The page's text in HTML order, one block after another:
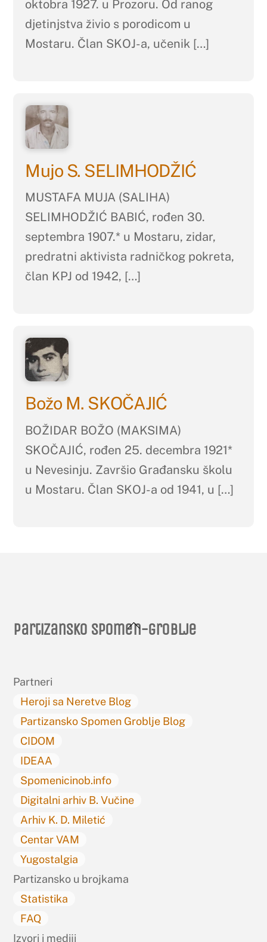
oktobra 1927. u Prozoru. Od ranog
djetinjstva živio s porodicom u
Mostaru. Član SKOJ-a, učenik […]
Mujo S. SELIMHODŽIĆ
MUSTAFA MUJA (SALIHA)
SELIMHODŽIĆ BABIĆ, rođen 30.
septembra 1907.* u Mostaru, zidar,
predratni aktivista radničkog pokreta,
član KPJ od 1942, […]
Božo M. SKOČAJIĆ
BOŽIDAR BOŽO (MAKSIMA)
SKOČAJIĆ, rođen 25. decembra 1921*
u Nevesinju. Završio Građansku školu
u Mostaru. Član SKOJ-a od 1941, u […]
Back
Partizansko spomen-groblje
Partneri
Heroji sa Neretve Blog
Partizansko Spomen Groblje Blog
CIDOM
IDEAA
Spomenicinob.info
Digitalni arhiv B. Vučine
Arhiv K. D. Miletić
Centar VAM
Yugostalgia
Partizansko u brojkama
Statistika
FAQ
Izvori i mediji